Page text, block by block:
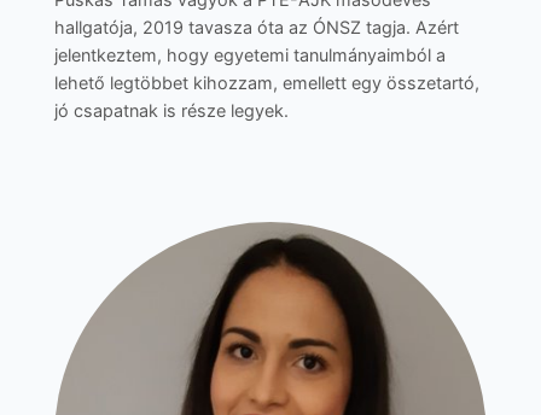
hallgatója, 2019 tavasza óta az ÓNSZ tagja. Azért
jelentkeztem, hogy egyetemi tanulmányaimból a
lehető legtöbbet kihozzam, emellett egy összetartó,
jó csapatnak is része legyek.